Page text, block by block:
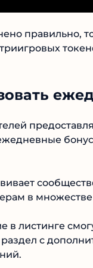
правильно,
в множестве
в листинге
раздел с